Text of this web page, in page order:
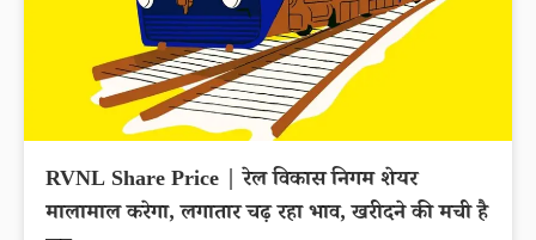
RVNL Share Price | रेल विकास निगम शेयर
मालामाल करेगा, लगातार चढ़ रहा भाव, खरीदने की मची है